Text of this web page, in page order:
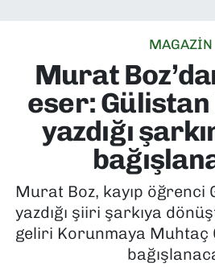
MAGAZİN
Murat
eser:
yazdığı
Murat Boz, kayıp öğrenci
yazdığı şiiri şarkıya
geliri Korunmaya Muhtaç
EKONOMİ
KÜLTÜR SANAT
MAGAZİN
POLİTİKA
Süper Lig Puan Durumu
Tüm Manşetler
Son Dakika Haberleri
Haber Arşivi